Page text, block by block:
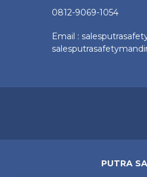
0812-9069-1054
Email :
PUTRA